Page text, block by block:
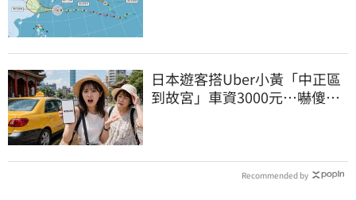
日本遊客搭Uber小黃「中正區
到故宮」車資3000元…嚇傻：
Recommended by